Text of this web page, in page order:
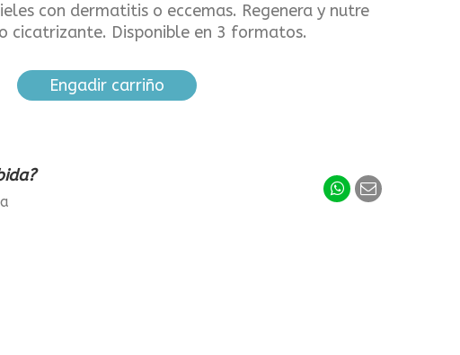
con dermatitis o eccemas. Regenera y nutre
cicatrizante. Disponible en 3 formatos.
Engadir carriño